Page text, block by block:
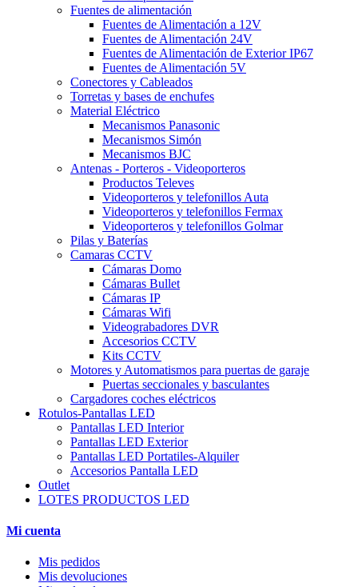
Fuentes de alimentación
Fuentes de Alimentación a 12V
Fuentes de Alimentación 24V
Fuentes de Alimentación de Exterior IP67
Fuentes de Alimentación 5V
Conectores y Cableados
Torretas y bases de enchufes
Material Eléctrico
Mecanismos Panasonic
Mecanismos Simón
Mecanismos BJC
Antenas - Porteros - Videoporteros
Productos Televes
Videoporteros y telefonillos Auta
Videoporteros y telefonillos Fermax
Videoporteros y telefonillos Golmar
Pilas y Baterías
Camaras CCTV
Cámaras Domo
Cámaras Bullet
Cámaras IP
Cámaras Wifi
Videograbadores DVR
Accesorios CCTV
Kits CCTV
Motores y Automatismos para puertas de garaje
Puertas seccionales y basculantes
Cargadores coches eléctricos
Rotulos-Pantallas LED
Pantallas LED Interior
Pantallas LED Exterior
Pantallas LED Portatiles-Alquiler
Accesorios Pantalla LED
Outlet
LOTES PRODUCTOS LED
Mi cuenta
Mis pedidos
Mis devoluciones